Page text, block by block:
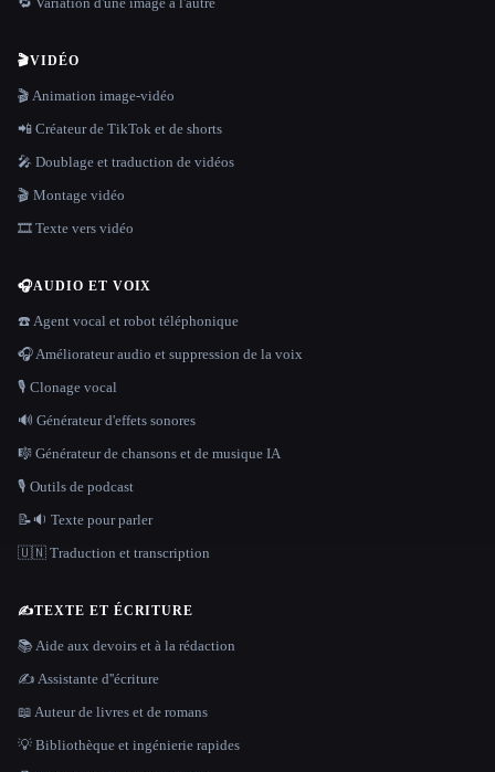
🎬VIDÉO
🎬 Animation image-vidéo
📲 Créateur de TikTok et de shorts
🎤 Doublage et traduction de vidéos
🎬 Montage vidéo
🎞️ Texte vers vidéo
🎧AUDIO ET VOIX
☎️ Agent vocal et robot téléphonique
🎧 Améliorateur audio et suppression de la voix
🎙️ Clonage vocal
🔊 Générateur d'effets sonores
🎼 Générateur de chansons et de musique IA
🎙️ Outils de podcast
📝🔉 Texte pour parler
🇺🇳 Traduction et transcription
✍️TEXTE ET ÉCRITURE
📚 Aide aux devoirs et à la rédaction
✍️ Assistante d''écriture
📖 Auteur de livres et de romans
💡 Bibliothèque et ingénierie rapides